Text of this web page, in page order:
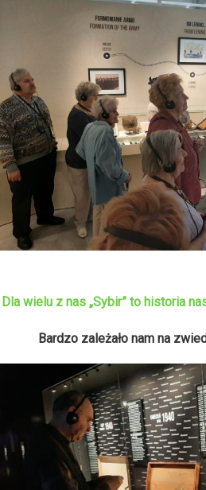
Dla wielu z nas „Sybir” to historia
Bardzo zależało nam na